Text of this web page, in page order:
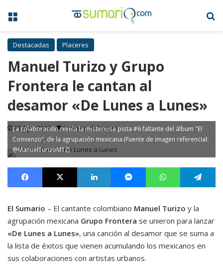
Menú
Destacadas Placeres
Manuel Turizo y Grupo
Frontera le cantan al
desamor «De Lunes a Lunes»
25 Ago, 2023 1 minuto de lectura
La colaboración revela la misteriosa pista #6 faltante del álbum "El
Comienzo", de la agrupación mexicana (Fuente de imagen referencial:
@ManuelTurizoMTZ)
Facebook X LinkedIn MessengerWhatsApp
El Sumario – El cantante colombiano Manuel Turizo y la
agrupación mexicana Grupo Frontera se unieron para lanzar
«De Lunes a Lunes», una canción al desamor que se suma a
la lista de éxitos que vienen acumulando los mexicanos en
sus colaboraciones con artistas urbanos.